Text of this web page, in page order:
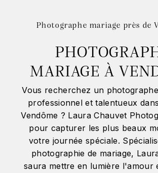
Photographe mariage près de
MARIAGE À
Vous recherchez un
professionnel et talentueux
Vendôme ? Laura Chauvet
pour capturer les plus beaux
votre journée spéciale.
photographie de mariage,
saura mettre en lumière l'amour